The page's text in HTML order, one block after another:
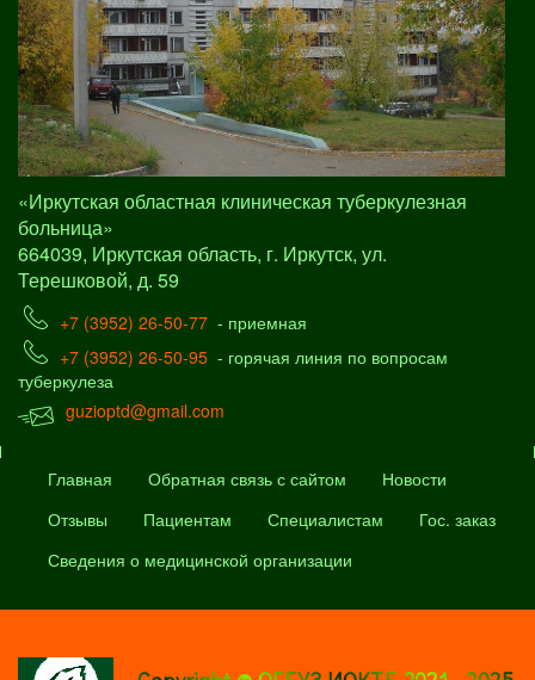
«Иркутская областная клиническая туберкулезная
больница»
664039, Иркутская область, г. Иркутск, ул.
Терешковой, д. 59
+7 (3952) 26-50-77 - приемная
+7 (3952) 26-50-95 - горячая линия по вопросам
туберкулеза
guzioptd@gmail.com
Главная Обратная связь с сайтом
Новости
Отзывы
Пациентам Специалистам
Гос. заказ
Сведения о медицинской организации